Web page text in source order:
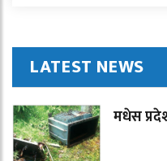
LATEST NEWS
मधेस